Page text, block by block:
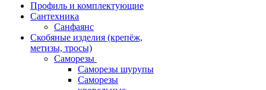
Профиль и комплектующие
Сантехника
Санфаянс
Скобяные изделия (крепёж,
метизы, тросы)
Саморезы
Саморезы шурупы
Саморезы